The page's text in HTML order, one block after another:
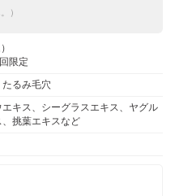
）
限定
るみ毛穴
キス、シーグラスエキス、ヤグル
挑葉エキスなど